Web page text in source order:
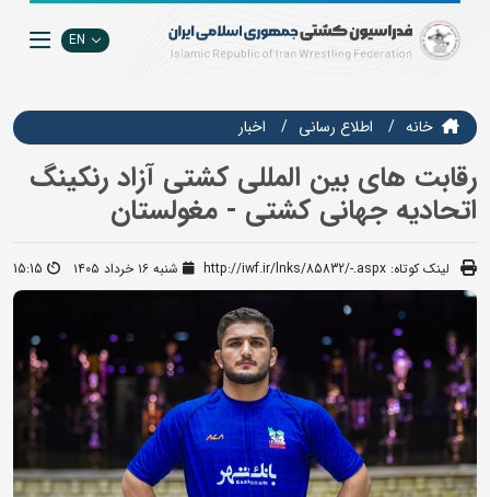
EN
خانه اطلاع رسانی اخبار
رقابت های بین المللی کشتی آزاد رنکینگ
اتحادیه جهانی کشتی - مغولستان
لینک کوتاه: http://iwf.ir/lnks/85832/-.aspx شنبه ۱۶ خرداد ۱۴۰۵ 15:15